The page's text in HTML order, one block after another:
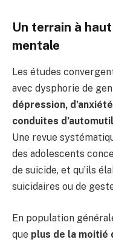
Un terrain à
mentale
Les études
avec dysphorie de
dépression,
conduites
Une revue
des adolescents
de suicide, et qu’ils
suicidaires ou de
En population
que plus de la moitié